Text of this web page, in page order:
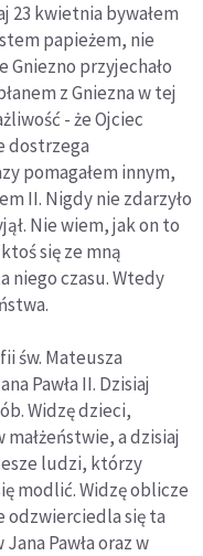
23 kwietnia bywałem
papieżem, nie
Gniezno przyjechało
z Gniezna w tej
- że Ojciec
dostrzega
pomagałem innym,
II. Nigdy nie zdarzyło
Nie wiem, jak on to
się ze mną
niego czasu. Wtedy
św. Mateusza
Pawła II. Dzisiaj
Widzę dzieci,
a dzisiaj
ludzi, którzy
modlić. Widzę oblicze
odzwierciedla się ta
Pawła oraz w